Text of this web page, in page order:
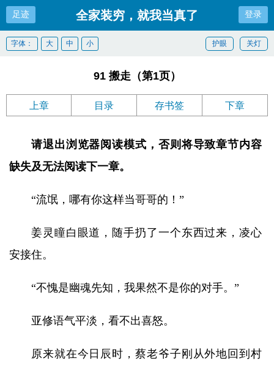
足迹 全家装穷，就我当真了 登录
关灯
护眼
字体： 大 中 小
91 搬走（第1页）
上章 目录 存书签 下章
请退出浏览器阅读模式，否则将导致章节内容
缺失及无法阅读下一章。
“流氓，哪有你这样当哥哥的！”
姜灵瞳白眼道，随手扔了一个东西过来，凌心
安接住。
“不愧是幽魂先知，我果然不是你的对手。”
亚修语气平淡，看不出喜怒。
原来就在今日辰时，蔡老爷子刚从外地回到村